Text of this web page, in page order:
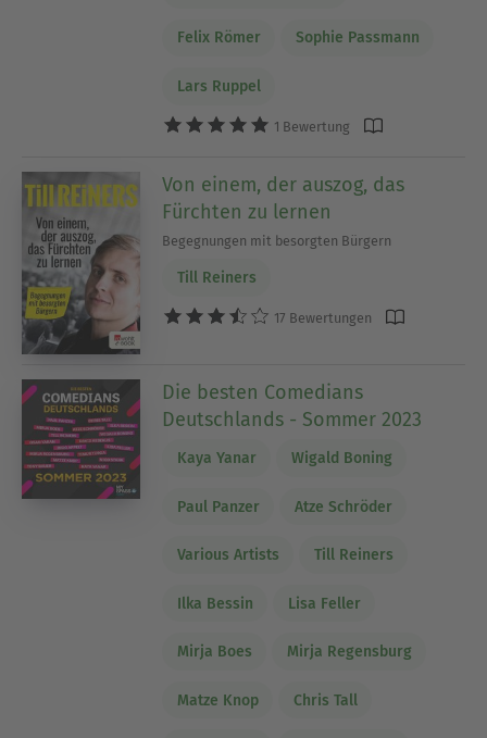
Felix Römer Sophie Passmann
Lars Ruppel
1 Bewertung
Von einem, der auszog, das
Fürchten zu lernen
Begegnungen mit besorgten Bürgern
Till Reiners
17 Bewertungen
Die besten Comedians
Deutschlands - Sommer 2023
Kaya Yanar Wigald Boning
Paul Panzer Atze Schröder
Various Artists Till Reiners
Ilka Bessin Lisa Feller
Mirja Boes Mirja Regensburg
Matze Knop Chris Tall